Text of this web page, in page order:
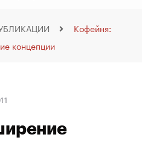
Кофейня:
концепции